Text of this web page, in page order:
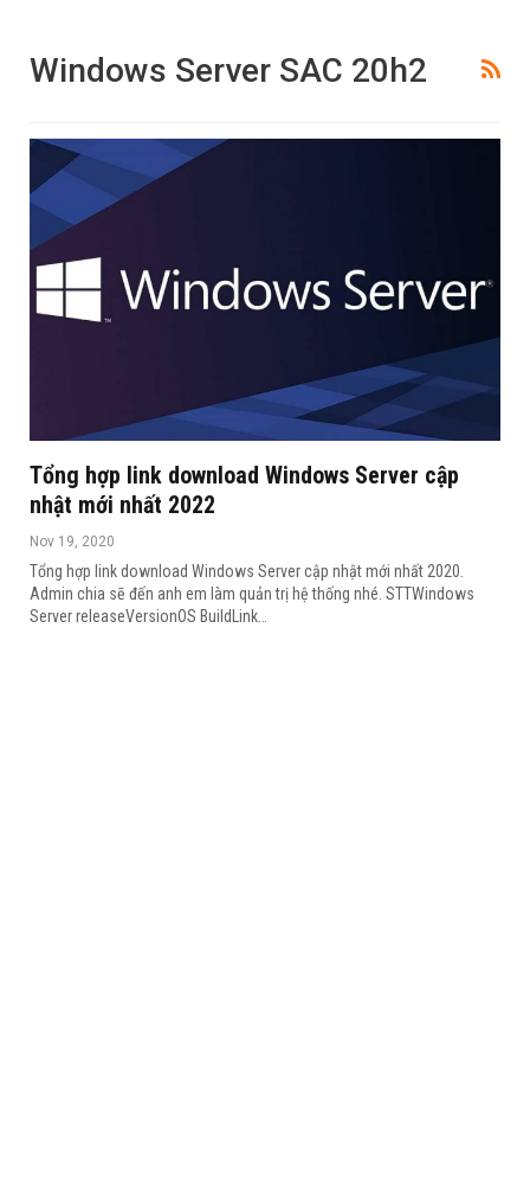
Windows Server SAC 20h2
Tổng hợp link download Windows Server cập
nhật mới nhất 2022
Nov 19, 2020
Tổng hợp link download Windows Server cập nhật mới nhất 2020.
Admin chia sẽ đến anh em làm quản trị hệ thống nhé. STTWindows
Server releaseVersionOS BuildLink